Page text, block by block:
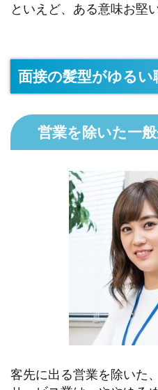
といえど、ある意味お堅
面接の髪型がゆるい
営業を除いた一
客先に出る営業を除いた